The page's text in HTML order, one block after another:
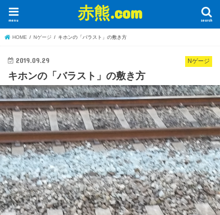
赤熊.com search
menu
HOME Nゲージ キホンの「バラスト」の敷き方
Nゲージ
2019.09.29
キホンの「バラスト」の敷き方